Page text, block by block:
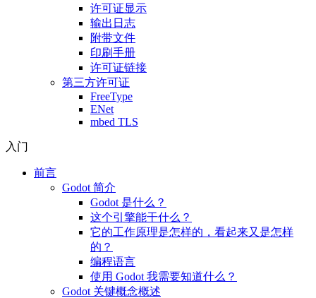
许可证显示
输出日志
附带文件
印刷手册
许可证链接
第三方许可证
FreeType
ENet
mbed TLS
入门
前言
Godot 简介
Godot 是什么？
这个引擎能干什么？
它的工作原理是怎样的，看起来又是怎样
的？
编程语言
使用 Godot 我需要知道什么？
Godot 关键概念概述